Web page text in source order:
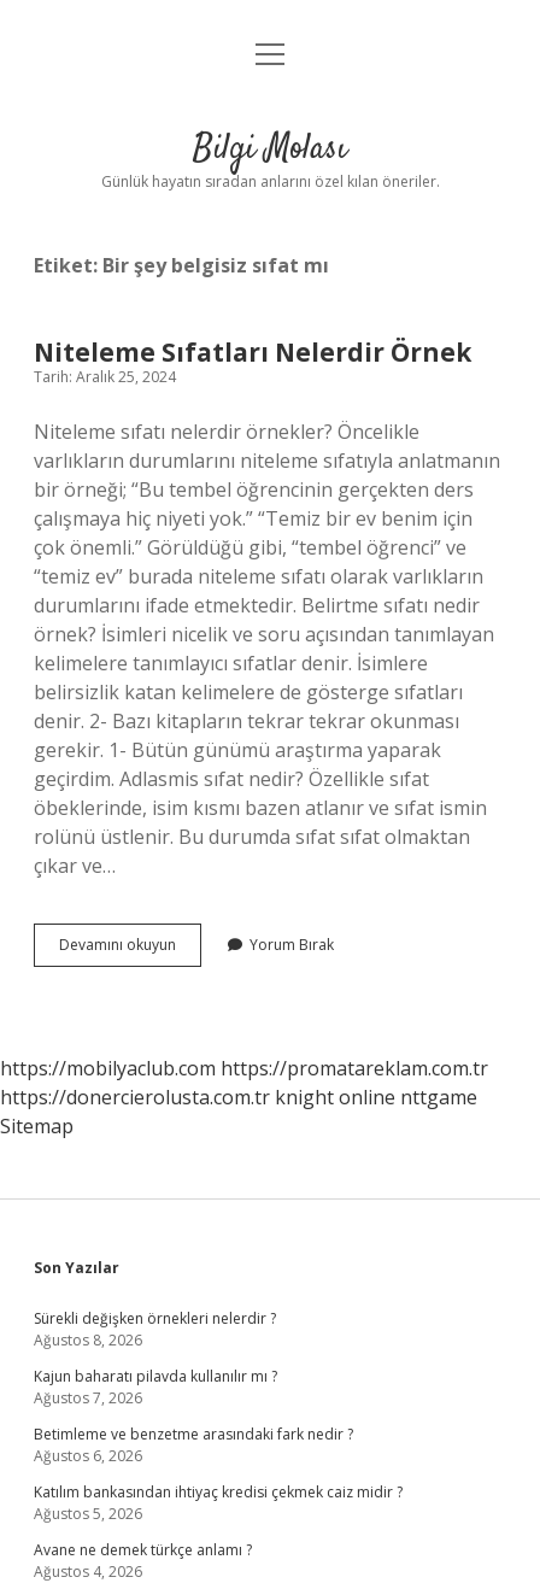
Anasayfa
Yasal Uyarı
menüyü
Bilgi Molası
Günlük hayatın sıradan anlarını özel kılan öneriler.
Etiket: Bir şey belgisiz sıfat mı
Niteleme Sıfatları Nelerdir Örnek
Tarih: Aralık 25, 2024
Niteleme sıfatı nelerdir örnekler? Öncelikle
varlıkların durumlarını niteleme sıfatıyla anlatmanın
bir örneği; “Bu tembel öğrencinin gerçekten ders
çalışmaya hiç niyeti yok.” “Temiz bir ev benim için
çok önemli.” Görüldüğü gibi, “tembel öğrenci” ve
“temiz ev” burada niteleme sıfatı olarak varlıkların
durumlarını ifade etmektedir. Belirtme sıfatı nedir
örnek? İsimleri nicelik ve soru açısından tanımlayan
kelimelere tanımlayıcı sıfatlar denir. İsimlere
belirsizlik katan kelimelere de gösterge sıfatları
denir. 2- Bazı kitapların tekrar tekrar okunması
gerekir. 1- Bütün günümü araştırma yaparak
geçirdim. Adlasmis sıfat nedir? Özellikle sıfat
öbeklerinde, isim kısmı bazen atlanır ve sıfat ismin
rolünü üstlenir. Bu durumda sıfat sıfat olmaktan
çıkar ve…
Devamını okuyun Niteleme
Sıfatları
Yorum Bırak
https://mobilyaclub.com https://promatareklam.com.tr
https://donercierolusta.com.tr knight online nttgame
Sitemap
Sidebar
Son Yazılar
Sürekli değişken örnekleri nelerdir ?
Ağustos 8, 2026
Kajun baharatı pilavda kullanılır mı ?
Ağustos 7, 2026
Betimleme ve benzetme arasındaki fark nedir ?
Ağustos 6, 2026
Katılım bankasından ihtiyaç kredisi çekmek caiz midir ?
Ağustos 5, 2026
Avane ne demek türkçe anlamı ?
Ağustos 4, 2026